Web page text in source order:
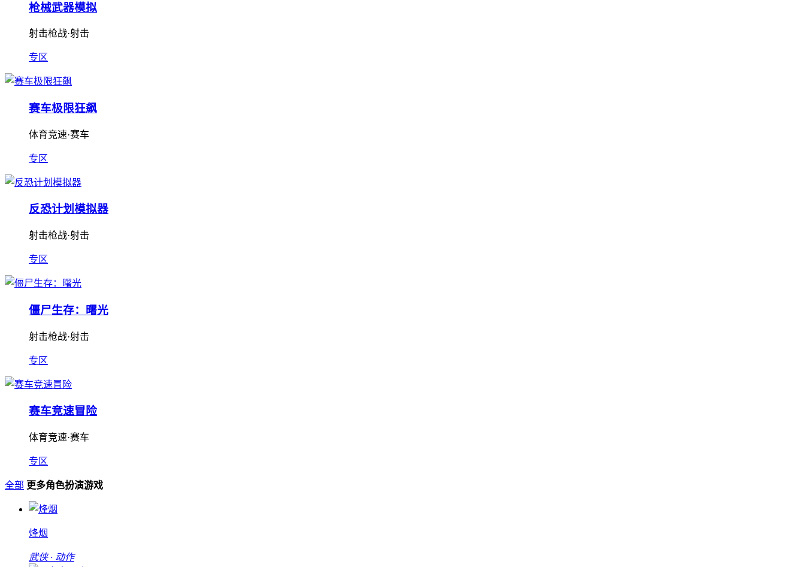
枪械武器模拟
射击枪战·射击
专区
赛车极限狂飙
体育竞速·赛车
专区
反恐计划模拟器
射击枪战·射击
专区
僵尸生存：曙光
射击枪战·射击
专区
赛车竞速冒险
体育竞速·赛车
专区
全部 更多角色扮演游戏
烽烟
武侠 · 动作